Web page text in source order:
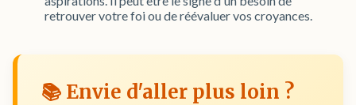
retrouver votre foi ou de réévaluer vos croyances.
📚 Envie d'aller plus loin ?